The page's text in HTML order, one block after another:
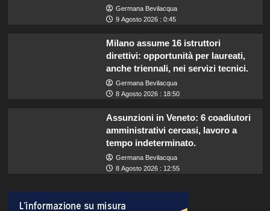
Germana Bevilacqua
9 Agosto 2026 : 0:45
Milano assume 16 istruttori
direttivi: opportunità per laureati,
anche triennali, nei servizi tecnici.
Germana Bevilacqua
8 Agosto 2026 : 18:50
Assunzioni in Veneto: 6 coadiutori
amministrativi cercasi, lavoro a
tempo indeterminato.
Germana Bevilacqua
8 Agosto 2026 : 12:55